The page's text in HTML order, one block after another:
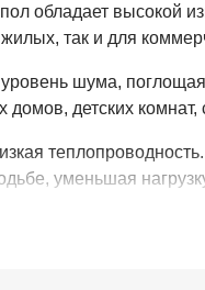
обладает высокой
так и для
шума, поглощая
детских
уменьшая